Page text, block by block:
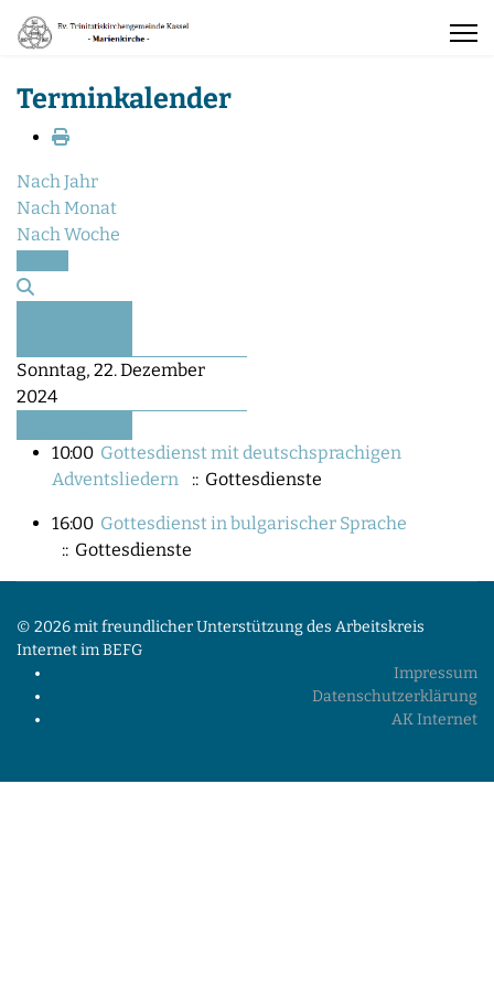
Terminkalender
Nach Jahr
Nach Monat
Nach Woche
Sonntag, 22. Dezember
2024
10:00 Gottesdienst mit deutschsprachigen
Adventsliedern
:: Gottesdienste
16:00 Gottesdienst in bulgarischer Sprache
:: Gottesdienste
© 2026 mit freundlicher Unterstützung des Arbeitskreis
Internet im BEFG
Impressum
Datenschutzerklärung
AK Internet